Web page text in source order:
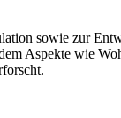
sowie zur
Aspekte wie